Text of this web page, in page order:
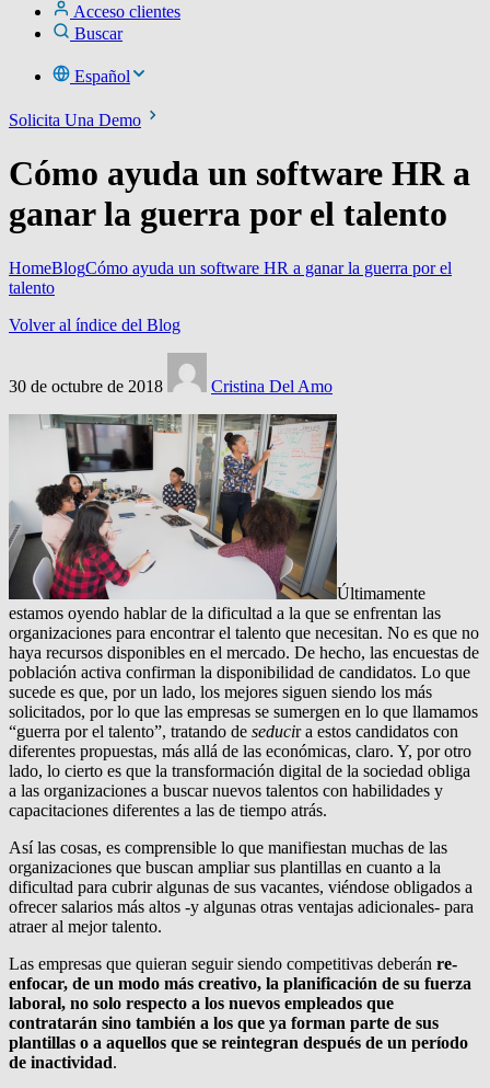
Acceso clientes
Buscar
Español
Solicita Una Demo
Cómo ayuda un software HR a
ganar la guerra por el talento
HomeBlogCómo ayuda un software HR a ganar la guerra por el
talento
Volver al índice del Blog
30 de octubre de 2018 Cristina Del Amo
Últimamente
estamos oyendo hablar de la dificultad a la que se enfrentan las
organizaciones para encontrar el talento que necesitan. No es que no
haya recursos disponibles en el mercado. De hecho, las encuestas de
población activa confirman la disponibilidad de candidatos. Lo que
sucede es que, por un lado, los mejores siguen siendo los más
solicitados, por lo que las empresas se sumergen en lo que llamamos
“guerra por el talento”, tratando de seducir a estos candidatos con
diferentes propuestas, más allá de las económicas, claro. Y, por otro
lado, lo cierto es que la transformación digital de la sociedad obliga
a las organizaciones a buscar nuevos talentos con habilidades y
capacitaciones diferentes a las de tiempo atrás.
Así las cosas, es comprensible lo que manifiestan muchas de las
organizaciones que buscan ampliar sus plantillas en cuanto a la
dificultad para cubrir algunas de sus vacantes, viéndose obligados a
ofrecer salarios más altos -y algunas otras ventajas adicionales- para
atraer al mejor talento.
Las empresas que quieran seguir siendo competitivas deberán re-
enfocar, de un modo más creativo, la planificación de su fuerza
laboral, no solo respecto a los nuevos empleados que
contratarán sino también a los que ya forman parte de sus
plantillas o a aquellos que se reintegran después de un período
de inactividad.